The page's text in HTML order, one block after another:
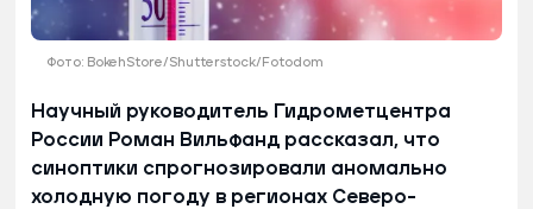
Фото: BokehStore/Shutterstock/Fotodom
Научный руководитель Гидрометцентра
России Роман Вильфанд рассказал, что
синоптики спрогнозировали аномально
холодную погоду в регионах Северо-